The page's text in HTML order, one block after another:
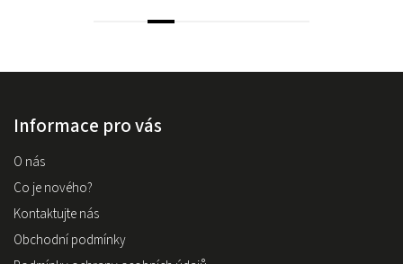
Informace pro vás
O nás
Co je nového?
Kontaktujte nás
Obchodní podmínky